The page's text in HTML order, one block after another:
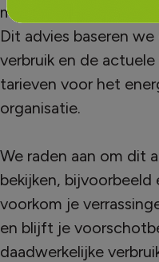
maand een advies
Dit advies baseren
verbruik en de
tarieven voor het
organisatie.
We raden aan om dit
bekijken, bijvoorbeeld
voorkom je
en blijft je
daadwerkelijke